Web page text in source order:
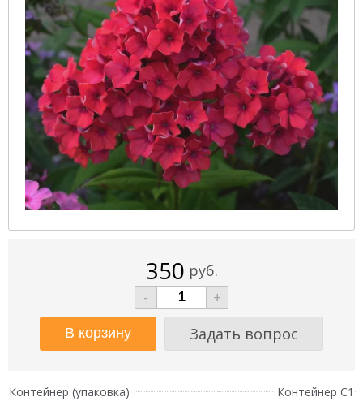
350 руб.
-
+
Задать вопрос
Контейнер (упаковка) Контейнер С1